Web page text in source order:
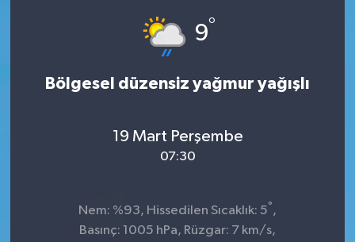
9°
Bölgesel düzensiz yağmur yağışlı
19 Mart Perşembe
07:30
Nem: %93, Hissedilen Sıcaklık: 5° ,
Basınç: 1005 hPa, Rüzgar: 7 km/s,